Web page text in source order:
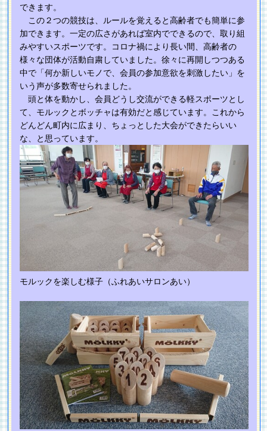
できます。
この２つの競技は、ルールを覚えると高齢者でも簡単に参
加できます。一定の広さがあれば室内でできるので、取り組
みやすいスポーツです。コロナ禍により長い間、高齢者の
様々な団体が活動自粛していました。徐々に再開しつつある
中で「何か新しいモノで、会員の参加意欲を刺激したい」を
いう声が多数寄せられました。
頭と体を動かし、会員どうし交流ができる軽スポーツとし
て、モルックとボッチャは有効だと感じています。これから
どんどん町内に広まり、ちょっとした大会ができたらいい
な、と思っています。
モルックを楽しむ様子（ふれあいサロンあい）